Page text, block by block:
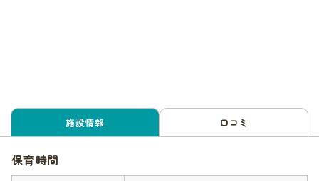
施設情報 口コミ
保育時間